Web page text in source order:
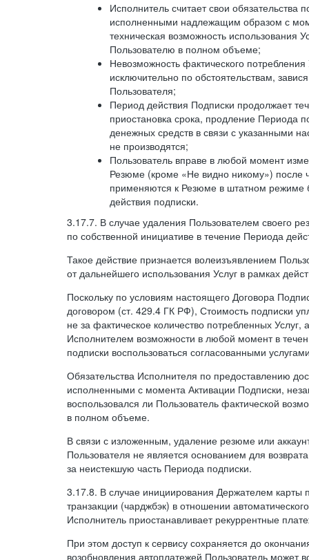
Исполнитель считает свои обязательства
исполненными надлежащим образом с
техническая возможность использования
Пользователю в полном объеме;
Невозможность фактического потребления
исключительно по обстоятельствам,
Пользователя;
Период действия Подписки продолжает
приостановка срока, продление Периода
денежных средств в связи с указанными
не производятся;
Пользователь вправе в любой момент
Резюме (кроме «Не видно никому») после
применяются к Резюме в штатном режиме
действия подписки.
3.17.7. В случае удаления Пользователем своего
по собственной инициативе в течение Периода
Такое действие признается волеизъявлением
от дальнейшего использования Услуг в рамках
Поскольку по условиям настоящего Договора
договором (ст. 429.4 ГК РФ), Стоимость подписки
не за фактическое количество потребленных Услуг,
Исполнителем возможности в любой момент в
подписки воспользоваться согласованными
Обязательства Исполнителя по предоставлению
исполненными с момента Активации Подписки,
воспользовался ли Пользователь фактической
в полном объеме.
В связи с изложенным, удаление резюме или
Пользователя не является основанием для
за неистекшую часть Периода подписки.
3.17.8. В случае инициирования Держателем карты
транзакции (чарджбэк) в отношении
Исполнитель приостанавливает рекуррентные
При этом доступ к сервису сохраняется до
возобновления автоплатежей Пользователь может